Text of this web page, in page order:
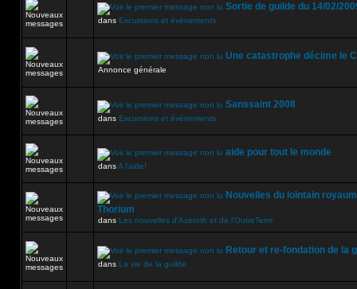
Sortie de guilde du 14/02/
dans Excursions et évènements
Une catastrophe décime le
Annonce générale
Sanssaint 2008
dans Excursions et évènements
aide pour tout le monde
dansA l'aide!
Nouvelles du lointain
Thorium
dans Les nouvelles d'Azeroth et de l'OutreTerre
Retour et re-fondation de la
dans La vie de la guilde